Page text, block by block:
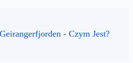
Geirangerfjorden - Czym Jest?